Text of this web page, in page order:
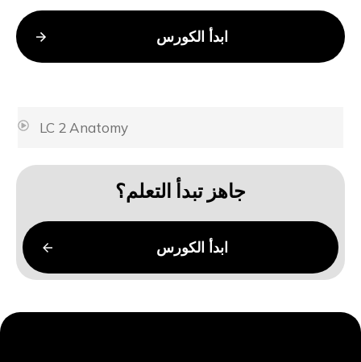
ابدأ الكورس
LC 2 Anatomy
جاهز تبدأ التعلم؟
ابدأ الكورس